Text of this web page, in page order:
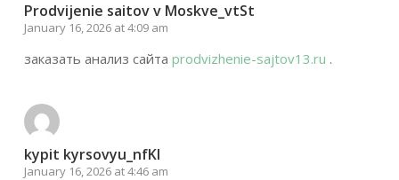
Prodvijenie saitov v Moskve_vtSt
January 16, 2026 at 4:09 am
заказать анализ сайта prodvizhenie-sajtov13.ru .
kypit kyrsovyu_nfKl
January 16, 2026 at 4:46 am